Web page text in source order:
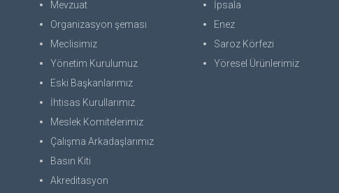
Mevzuat
Organizasyon şeması
Meclisimiz
Yönetim Kurulumuz
Eski Başkanlarımız
İhtisas Kurullarımız
Meslek Komitelerimiz
Çalışma Arkadaşlarımız
Basın Kiti
Akreditasyon
İpsala
Enez
Saroz Körfezi
Yöresel Ürünlerimiz